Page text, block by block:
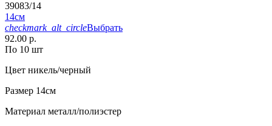
39083/14
14см
checkmark_alt_circleВыбрать
92.00 р.
По 10 шт
Цвет никель/черный
Размер 14см
Материал металл/полиэстер